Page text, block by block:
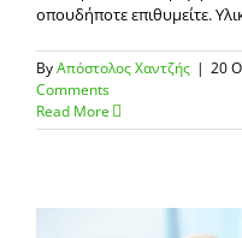
οπουδήποτε επιθυμείτε.
ByΑπόστολος Χαντζής | 20
Comments
Read More